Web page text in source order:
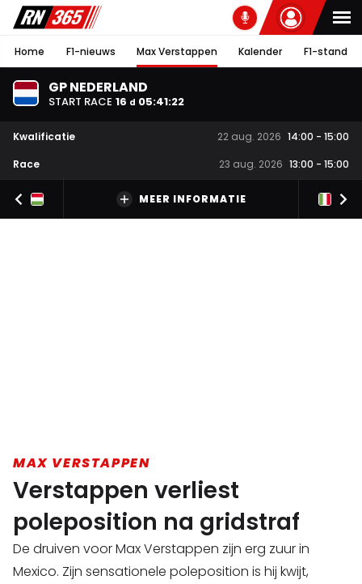
Home F1-nieuws Max Verstappen Kalender F1-stand
GP NEDERLAND
START RACE 16 d 05:41:21
Kwalificatie 22 aug. 2026 14:00 - 15:00
Race
23 aug. 2026 13:00 - 15:00
MEER INFORMATIE
MAX VERSTAPPEN
Verstappen verliest
poleposition na gridstraf
De druiven voor Max Verstappen zijn erg zuur in
Mexico. Zijn sensationele poleposition is hij kwijt,